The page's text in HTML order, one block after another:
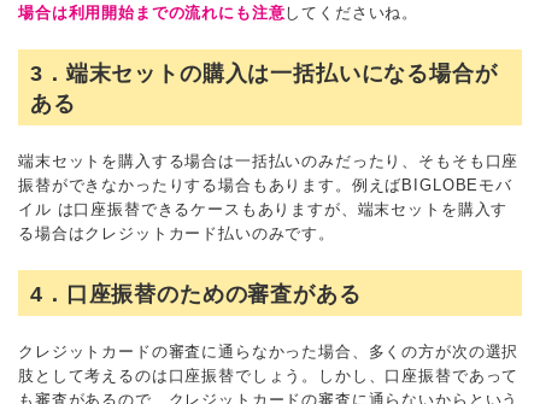
場合は利用開始までの流れにも注意してくださいね。
3．端末セットの購入は一括払いになる場合が
ある
端末セットを購入する場合は一括払いのみだったり、そもそも口座
振替ができなかったりする場合もあります。例えばBIGLOBEモバ
イル は口座振替できるケースもありますが、端末セットを購入す
る場合はクレジットカード払いのみです。
4．口座振替のための審査がある
クレジットカードの審査に通らなかった場合、多くの方が次の選択
肢として考えるのは口座振替でしょう。しかし、口座振替であって
も審査があるので、クレジットカードの審査に通らないからという